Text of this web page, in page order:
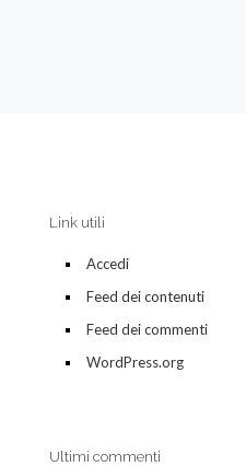
Link utili
Accedi
Feed dei contenuti
Feed dei commenti
WordPress.org
Ultimi commenti